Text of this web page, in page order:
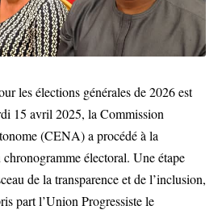
les élections générales de 2026 est
15 avril 2025, la Commission
(CENA) a procédé à la
électoral. Une étape
de la transparence et de l’inclusion,
part l’Union Progressiste le